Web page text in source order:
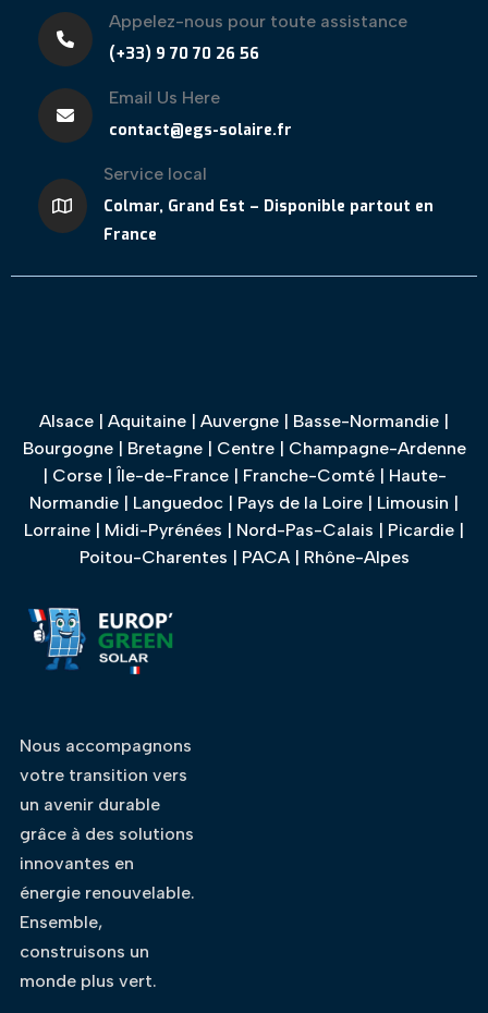
Appelez-nous pour toute assistance
(+33) 9 70 70 26 56
Email Us Here
contact@egs-solaire.fr
Service local
Colmar, Grand Est – Disponible partout en
France
Alsace | Aquitaine | Auvergne | Basse-Normandie |
Bourgogne| Bretagne| Centre| Champagne-Ardenne
| Corse| Île-de-France| Franche-Comté| Haute-
Normandie | Languedoc | Pays de la Loire | Limousin |
Lorraine | Midi-Pyrénées | Nord-Pas-Calais | Picardie |
Poitou-Charentes | PACA| Rhône-Alpes
Nous accompagnons
votre transition vers
un avenir durable
grâce à des solutions
innovantes en
énergie renouvelable.
Ensemble,
construisons un
monde plus vert.